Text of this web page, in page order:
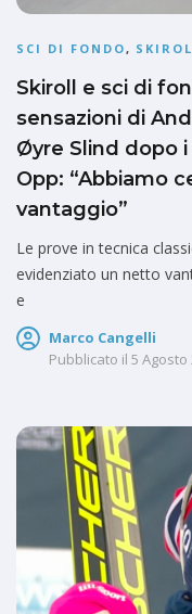
SCI DI FONDO,
Skiroll e sci di
sensazioni di
Øyre Slind dopo
Opp: “Abbiamo
vantaggio”
Le prove in tecnica
evidenziato un netto
e
Marco Cangelli
Pubblicato il 5 Agosto